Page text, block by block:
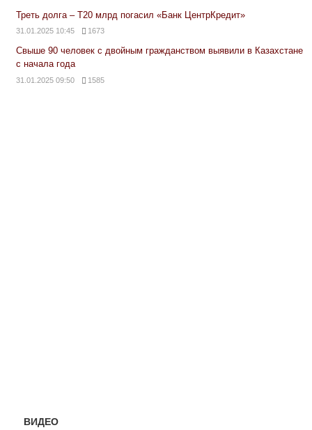
Треть долга – Т20 млрд погасил «Банк ЦентрКредит»
31.01.2025 10:45 1673
Свыше 90 человек с двойным гражданством выявили в Казахстане
с начала года
31.01.2025 09:50 1585
ВИДЕО